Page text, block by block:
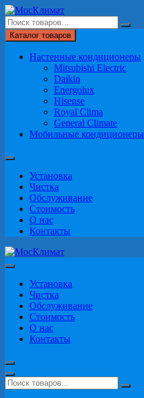
Перейти
к
содержимому
Каталог товаров
Настенные кондиционеры
Mitsubishi Electric
Daikin
Energolux
Hisense
Royal Clima
General Climate
Мобильные кондиционеры
Установка
Чистка
Обслуживание
Стоимость
О нас
Контакты
Установка
Чистка
Обслуживание
Стоимость
О нас
Контакты